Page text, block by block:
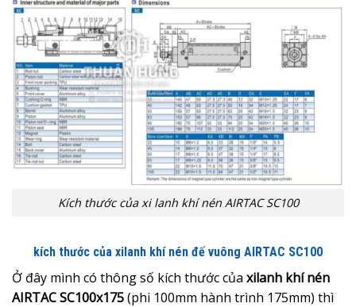
Kích thước của xi lanh khí nén AIRTAC SC100
kích thước của xilanh khí nén đế vuông AIRTAC SC100
Ở đây mình có thông số kích thước của xilanh khí nén
AIRTAC SC100x175(phi 100mm hành trình 175mm) thì